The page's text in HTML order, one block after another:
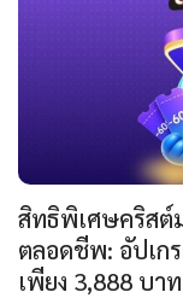
สิทธิพิเศษคริสต์
ตลอดชีพ: อัปเก
เพียง 3,888 บาท